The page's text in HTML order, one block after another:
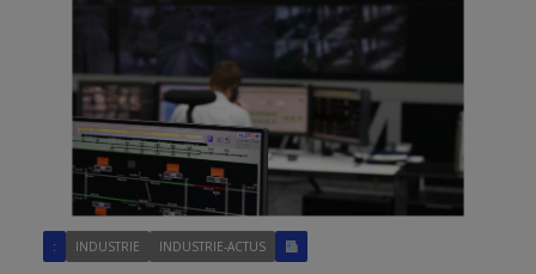
: INDUSTRIE INDUSTRIE-ACTUS